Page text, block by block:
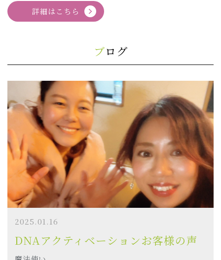
詳細はこちら
ブログ
DNAアクティベーションお客様の声
2025.01.16